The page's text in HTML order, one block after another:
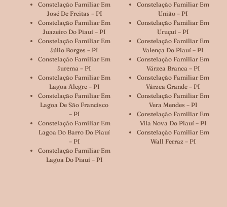
Constelação Familiar Em
José De Freitas – PI
Constelação Familiar Em
Juazeiro Do Piauí – PI
Constelação Familiar Em
Júlio Borges – PI
Constelação Familiar Em
Jurema – PI
Constelação Familiar Em
Lagoa Alegre – PI
Constelação Familiar Em
Lagoa De São Francisco
– PI
Constelação Familiar Em
Lagoa Do Barro Do Piauí
– PI
Constelação Familiar Em
Lagoa Do Piauí – PI
Constelação Familiar Em
União – PI
Constelação Familiar Em
Uruçuí – PI
Constelação Familiar Em
Valença Do Piauí – PI
Constelação Familiar Em
Várzea Branca – PI
Constelação Familiar Em
Várzea Grande – PI
Constelação Familiar Em
Vera Mendes – PI
Constelação Familiar Em
Vila Nova Do Piauí – PI
Constelação Familiar Em
Wall Ferraz – PI